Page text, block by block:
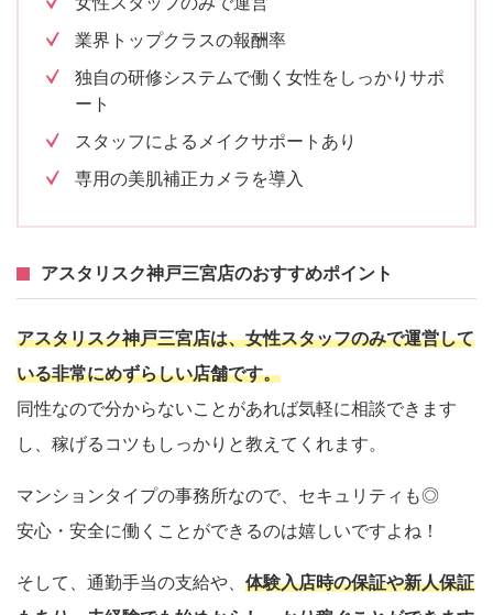
業界トップクラスの報酬率
独自の研修システムで働く女性をしっかりサポ
ート
スタッフによるメイクサポートあり
専用の美肌補正カメラを導入
アスタリスク神戸三宮店のおすすめポイント
アスタリスク神戸三宮店は、女性スタッフのみで運営して
いる非常にめずらしい店舗です。
同性なので分からないことがあれば気軽に相談できます
し、稼げるコツもしっかりと教えてくれます。
マンションタイプの事務所なので、セキュリティも◎
安心・安全に働くことができるのは嬉しいですよね！
そして、通勤手当の支給や、 体験入店時の保証や新人保証